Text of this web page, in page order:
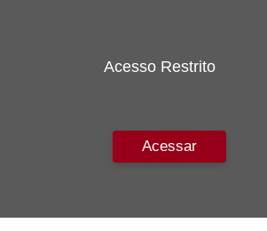
Acesso Restrito
Acessar